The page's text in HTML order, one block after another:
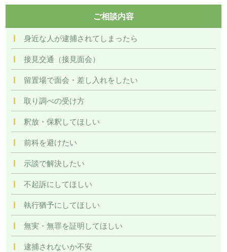
ご相談内容
身近な人が逮捕されてしまったら
接見交通（接見面会）
留置場で面会・差し入れをしたい
取り調べの受け方
釈放・保釈してほしい
前科を避けたい
示談で解決したい
不起訴にしてほしい
執行猶予にしてほしい
無実・無罪を証明してほしい
逮捕されないか不安